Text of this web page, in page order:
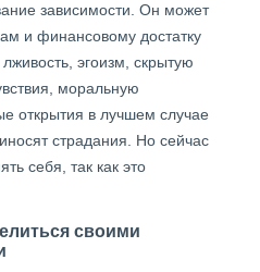
зависимости. Он может
и финансовому достатку
эгоизм, скрытую
моральную
открытия в лучшем случае
страдания. Но сейчас
себя, так как это
своими